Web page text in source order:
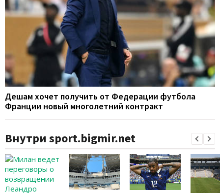
Дешам хочет получить от Федерации футбола
Франции новый многолетний контракт
Внутри sport.bigmir.net